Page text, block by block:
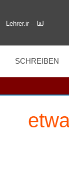
Lehrer.ir – لقا
SCHREIBEN